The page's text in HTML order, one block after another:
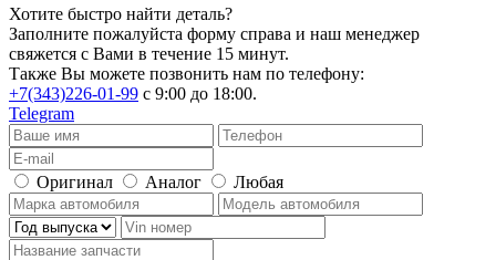
Хотите быстро найти деталь?
Заполните пожалуйста форму справа и наш менеджер
свяжется с Вами в течение 15 минут.
Также Вы можете позвонить нам по телефону:
+7(343)226-01-99 с 9:00 до 18:00.
Telegram
Оригинал Аналог Любая